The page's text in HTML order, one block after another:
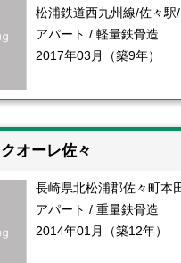
松浦鉄道西九州線/佐々駅
アパート / 軽量鉄骨造
2017年03月（築9年）
クオーレ佐々
長崎県北松浦郡佐々町本
アパート / 重量鉄骨造
2014年01月（築12年）